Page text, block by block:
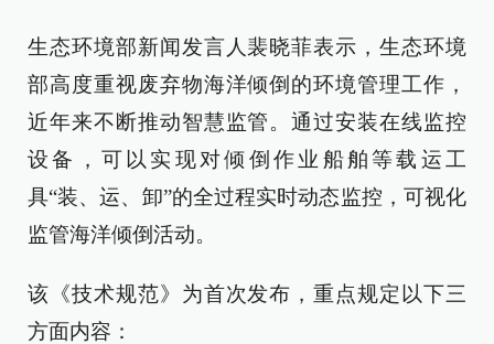
生态环境部新闻发言人裴晓菲表示，生态环境
部高度重视废弃物海洋倾倒的环境管理工作，
近年来不断推动智慧监管。通过安装在线监控
设备，可以实现对倾倒作业船舶等载运工
具“装、运、卸”的全过程实时动态监控，可视化
监管海洋倾倒活动。
该《技术规范》为首次发布，重点规定以下三
方面内容：